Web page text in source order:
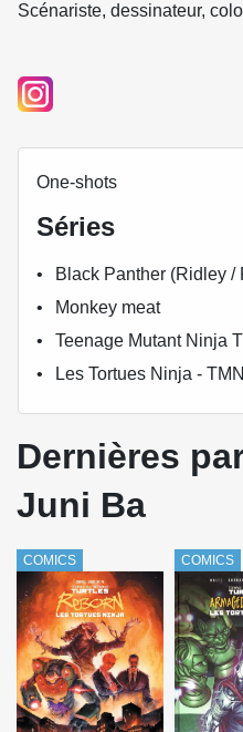
Scénariste, dessinateur,
One-shots
Séries
Black Panther (Ridley /
Monkey meat
Teenage Mutant Ninja
Les Tortues Ninja -
Dernières
Juni Ba
COMICS COMICS